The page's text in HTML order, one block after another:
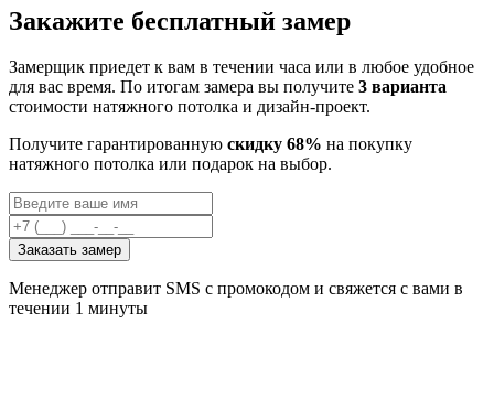
Закажите бесплатный замер
Замерщик приедет к вам в течении часа или в любое удобное
для вас время. По итогам замера вы получите 3 варианта
стоимости натяжного потолка и дизайн-проект.
Получите гарантированную скидку 68% на покупку
натяжного потолка или подарок на выбор.
Заказать замер
Менеджер отправит SMS с промокодом и свяжется с вами в
течении 1 минуты